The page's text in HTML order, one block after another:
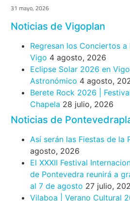
31 mayo, 2026
Noticias de Vigoplan
Regresan los Conciertos
Vigo 4 agosto, 2026
Eclipse Solar 2026 en
Astronómico 4 agosto,
Berete Rock 2026 |
Chapela 28 julio, 2026
Noticias de
Así serán las Fiestas de la
agosto, 2026
El XXXII Festival
de Pontevedra reunirá a
al 7 de agosto 27 julio,
Vilaboa | Verano Cultural